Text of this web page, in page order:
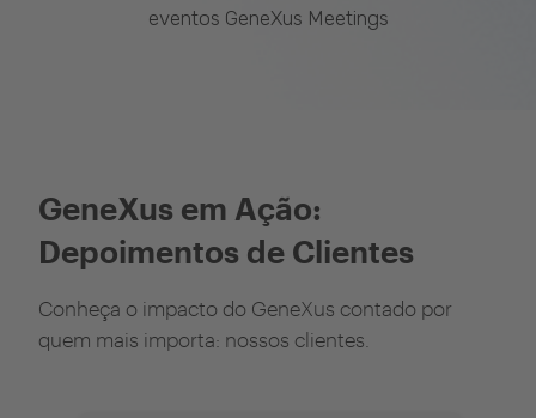
eventos GeneXus Meetings
GeneXus em Ação:
Depoimentos de Clientes
Conheça o impacto do GeneXus contado por
quem mais importa: nossos clientes.